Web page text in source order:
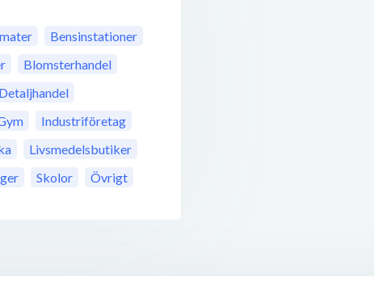
Bensinstationer
Blomsterhandel
Detaljhandel
Industriföretag
Livsmedelsbutiker
Skolor Övrigt